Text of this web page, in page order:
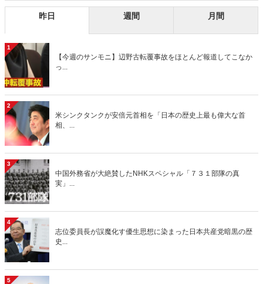
昨日 週間 月間
1
【今週のサンモニ】辺野古転覆事故をほとんど報道してこなか
っ...
2
米シンクタンクが安倍元首相を「日本の歴史上最も偉大な首
相、...
3
中国外務省が大絶賛したNHKスペシャル「７３１部隊の真
実」...
4
志位委員長が誤魔化す優生思想に染まった日本共産党暗黒の歴
史...
5